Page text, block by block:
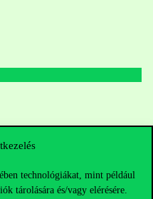
technológiákat, mint például
tárolására és/vagy elérésére.